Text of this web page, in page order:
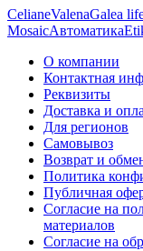
CelianeValenaGalea
MosaicАвтоматика
О компании
Контактная
Реквизиты
Доставка и
Для регионов
Самовывоз
Возврат и
Политика
Публичная
Согласие на
материалов
Согласие на